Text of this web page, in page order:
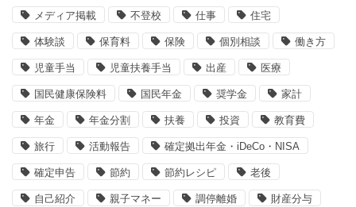
メディア掲載 不登校 仕事 住宅
体験談 保育料 保険 個別相談 働き方
児童手当 児童扶養手当 出産 医療
国民健康保険料 国民年金 奨学金 家計
年金 年金分割 扶養 投資 教育費
旅行 活動報告 確定拠出年金・iDeCo・NISA
確定申告 節約 節約レシピ 老後
自己紹介 親子マネー 調停離婚 財産分与